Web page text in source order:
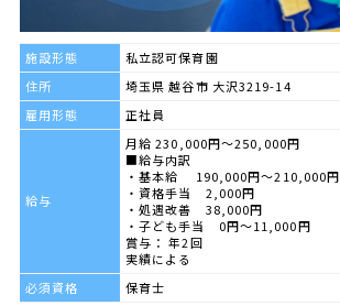
施設形態
私立認可保育園
住所
埼玉県 越谷市 大沢3219-14
雇用形態
正社員
給与
月給 230,000円～250,000円
■給与内訳
・基本給 190,000円～210,000円
・資格手当 2,000円
・処遇改善 38,000円
・子ども手当 0円～11,000円
賞与： 年2回
実績による
必須資格
保育士